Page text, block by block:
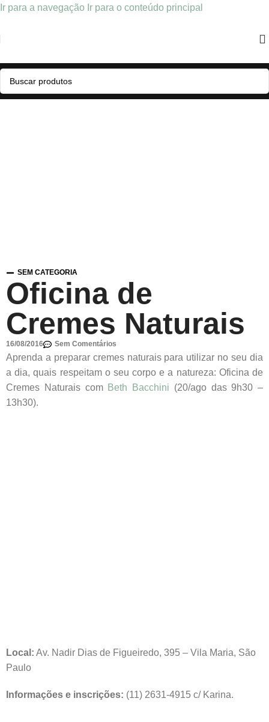
Ir para a navegação Ir para o conteúdo principal
SEM CATEGORIA
Oficina de
Cremes Naturais
16/08/2016 Sem Comentários
Aprenda a preparar cremes naturais para utilizar no seu dia
a dia, quais respeitam o seu corpo e a natureza: Oficina de
Cremes Naturais com Beth Bacchini (20/ago das 9h30 –
13h30).
Local: Av. Nadir Dias de Figueiredo, 395 – Vila Maria, São
Paulo
Informações e inscrições: (11) 2631-4915 c/ Karina.